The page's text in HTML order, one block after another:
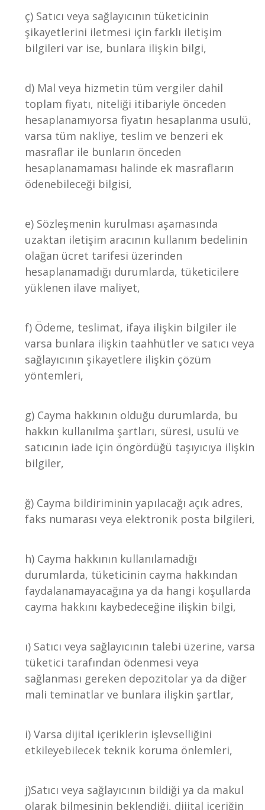
ç) Satıcı veya sağlayıcının tüketicinin
şikayetlerini iletmesi için farklı iletişim
bilgileri var ise, bunlara ilişkin bilgi,
d) Mal veya hizmetin tüm vergiler dahil
toplam fiyatı, niteliği itibariyle önceden
hesaplanamıyorsa fiyatın hesaplanma usulü,
varsa tüm nakliye, teslim ve benzeri ek
masraflar ile bunların önceden
hesaplanamaması halinde ek masrafların
ödenebileceği bilgisi,
e) Sözleşmenin kurulması aşamasında
uzaktan iletişim aracının kullanım bedelinin
olağan ücret tarifesi üzerinden
hesaplanamadığı durumlarda, tüketicilere
yüklenen ilave maliyet,
f) Ödeme, teslimat, ifaya ilişkin bilgiler ile
varsa bunlara ilişkin taahhütler ve satıcı veya
sağlayıcının şikayetlere ilişkin çözüm
yöntemleri,
g) Cayma hakkının olduğu durumlarda, bu
hakkın kullanılma şartları, süresi, usulü ve
satıcının iade için öngördüğü taşıyıcıya ilişkin
bilgiler,
ğ) Cayma bildiriminin yapılacağı açık adres,
faks numarası veya elektronik posta bilgileri,
h) Cayma hakkının kullanılamadığı
durumlarda, tüketicinin cayma hakkından
faydalanamayacağına ya da hangi koşullarda
cayma hakkını kaybedeceğine ilişkin bilgi,
ı) Satıcı veya sağlayıcının talebi üzerine, varsa
tüketici tarafından ödenmesi veya
sağlanması gereken depozitolar ya da diğer
mali teminatlar ve bunlara ilişkin şartlar,
i) Varsa dijital içeriklerin işlevselliğini
etkileyebilecek teknik koruma önlemleri,
j)Satıcı veya sağlayıcının bildiği ya da makul
olarak bilmesinin beklendiği, dijital içeriğin